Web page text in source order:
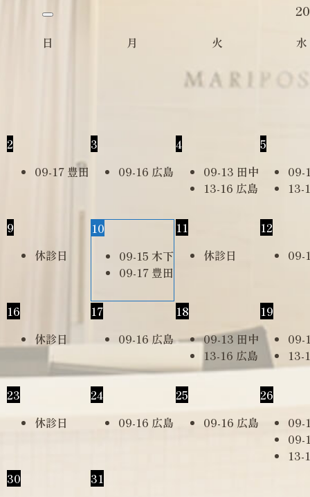
日 月 火 水
2
09-17 豊田
3
09-16 広島
4
09-13 田中
13-16 広島
5
09-
13-
9
休診日
10
09-15 木下
09-17 豊田
11
休診日
12
09-
16
休診日
17
09-16 広島
18
09-13 田中
13-16 広島
19
09-
13-
23
休診日
24
09-16 広島
25
09-16 広島
26
09-
09-
13-
30
31